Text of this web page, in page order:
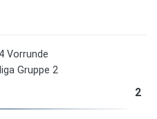
Vorrunde
Gruppe 2
2